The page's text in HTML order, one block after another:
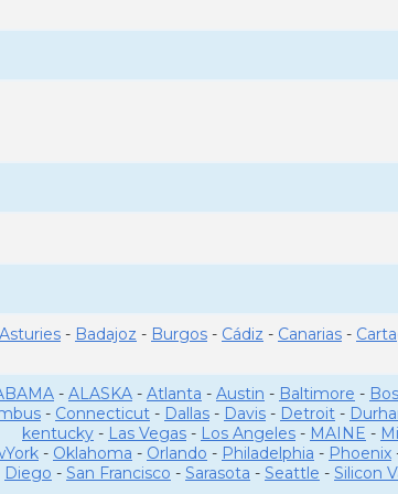
Asturies - Badajoz - Burgos - Cádiz - Canarias -
- ALASKA - Atlanta - Austin - Baltimore -
- Connecticut - Dallas - Davis - Detroit -
kentucky - Las Vegas - Los Angeles - MAINE -
- Oklahoma - Orlando - Philadelphia - Phoenix
Diego - San Francisco - Sarasota - Seattle - Silicon